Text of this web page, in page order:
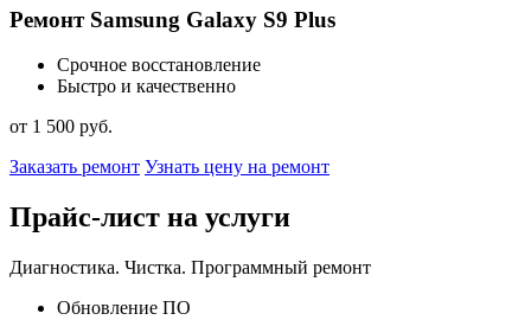
Ремонт Samsung Galaxy S9 Plus
Срочное восстановление
Быстро и качественно
от 1 500 руб.
Заказать ремонт Узнать цену на ремонт
Прайс-лист на услуги
Диагностика. Чистка. Программный ремонт
Обновление ПО